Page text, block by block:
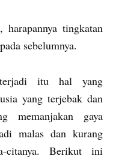
harapannya tingkatan
sebelumnya.
itu hal yang
yang terjebak dan
memanjakan gaya
malas dan kurang
citanya. Berikut ini